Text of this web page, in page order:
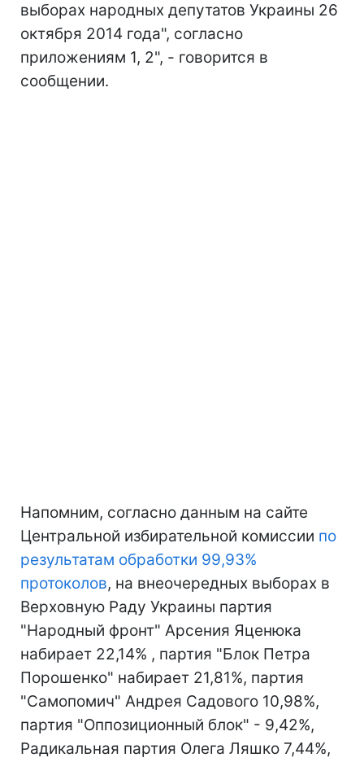
выборах народных депутатов Украины 26
октября 2014 года", согласно
приложениям 1, 2", - говорится в
сообщении.
Напомним, согласно данным на сайте
Центральной избирательной комиссии по
результатам обработки 99,93%
протоколов, на внеочередных выборах в
Верховную Раду Украины партия
"Народный фронт" Арсения Яценюка
набирает 22,14% , партия "Блок Петра
Порошенко" набирает 21,81%, партия
"Самопомич" Андрея Садового 10,98%,
партия "Оппозиционный блок" - 9,42%,
Радикальная партия Олега Ляшко 7,44%,